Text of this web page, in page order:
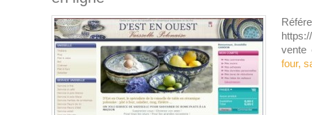
vente
four,